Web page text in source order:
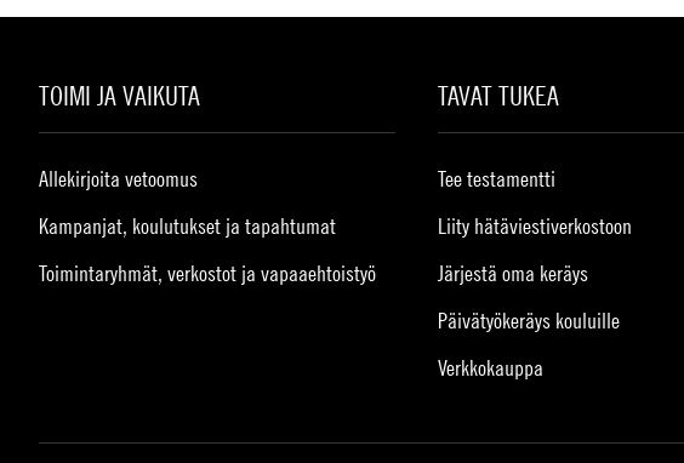
TOIMI JA VAIKUTA
Allekirjoita vetoomus
Kampanjat, koulutukset ja tapahtumat
Toimintaryhmät, verkostot ja vapaaehtoistyö
TAVAT TUKEA
Tee testamentti
Liity hätäviestiverkostoon
Järjestä oma keräys
Päivätyökeräys kouluille
Verkkokauppa